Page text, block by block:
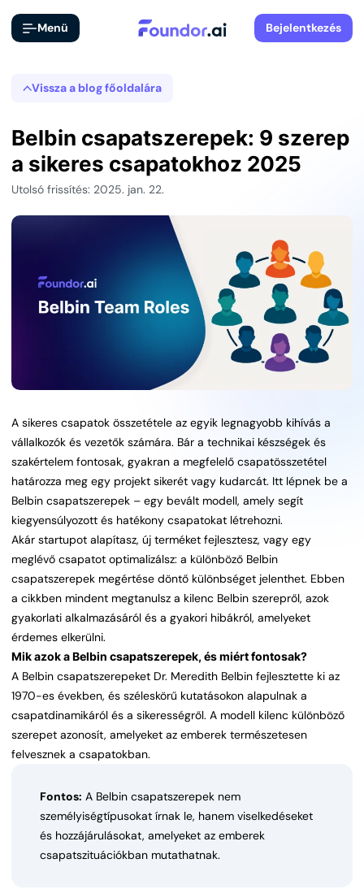
Menü Bejelentkezés
Vissza a blog főoldalára
Belbin csapatszerepek: 9 szerep
a sikeres csapatokhoz 2025
Utolsó frissítés: 2025. jan. 22.
A sikeres csapatok összetétele az egyik legnagyobb kihívás a
vállalkozók és vezetők számára. Bár a technikai készségek és
szakértelem fontosak, gyakran a megfelelő csapatösszetétel
határozza meg egy projekt sikerét vagy kudarcát. Itt lépnek be a
Belbin csapatszerepek – egy bevált modell, amely segít
kiegyensúlyozott és hatékony csapatokat létrehozni.
Akár startupot alapítasz, új terméket fejlesztesz, vagy egy
meglévő csapatot optimalizálsz: a különböző Belbin
csapatszerepek megértése döntő különbséget jelenthet. Ebben
a cikkben mindent megtanulsz a kilenc Belbin szerepről, azok
gyakorlati alkalmazásáról és a gyakori hibákról, amelyeket
érdemes elkerülni.
Mik azok a Belbin csapatszerepek, és miért fontosak?
A Belbin csapatszerepeket Dr. Meredith Belbin fejlesztette ki az
1970-es években, és széleskörű kutatásokon alapulnak a
csapatdinamikáról és a sikerességről. A modell kilenc különböző
szerepet azonosít, amelyeket az emberek természetesen
felvesznek a csapatokban.
Fontos: A Belbin csapatszerepek nem
személyiségtípusokat írnak le, hanem viselkedéseket
és hozzájárulásokat, amelyeket az emberek
csapatszituációkban mutathatnak.